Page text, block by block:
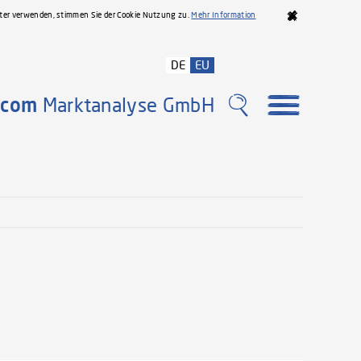
verwenden, stimmen Sie der Cookie Nutzung zu.Mehr Information
Marktanalyse GmbH
DE EU